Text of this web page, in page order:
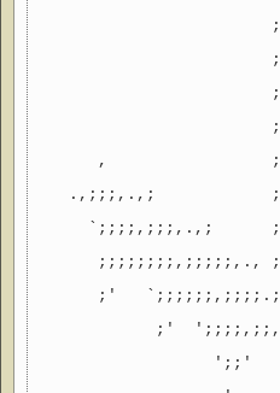
,
.,;;;,.,;
`;;;;,;;;,.,;
;;;;;;;;,;;;;;,.,
;'
;'
';;'